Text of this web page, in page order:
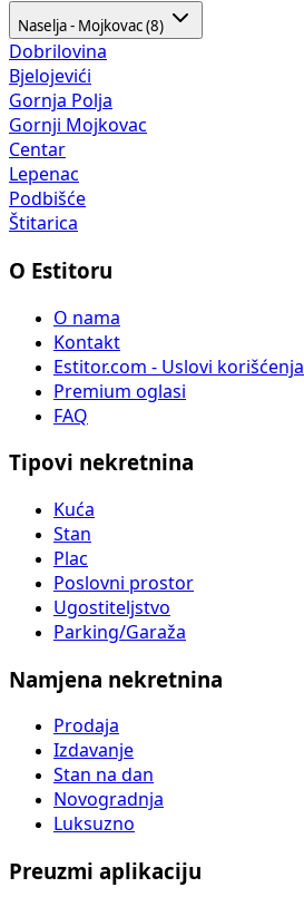
Naselja - Mojkovac (8)
Dobrilovina
Bjelojevići
Gornja Polja
Gornji Mojkovac
Centar
Lepenac
Podbišće
Štitarica
O Estitoru
O nama
Kontakt
Estitor.com - Uslovi korišćenja
Premium oglasi
FAQ
Tipovi nekretnina
Kuća
Stan
Plac
Poslovni prostor
Ugostiteljstvo
Parking/Garaža
Namjena nekretnina
Prodaja
Izdavanje
Stan na dan
Novogradnja
Luksuzno
Preuzmi aplikaciju